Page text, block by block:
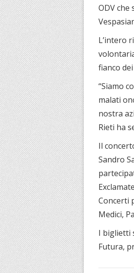
ODV che
L’intero
fianco
“Siamo
malati
nostra
Rieti ha
Il
Sandro
Concerti
Medici,
I biglietti
Futura,